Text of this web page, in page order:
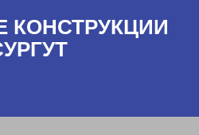
КОНСТРУКЦИИ